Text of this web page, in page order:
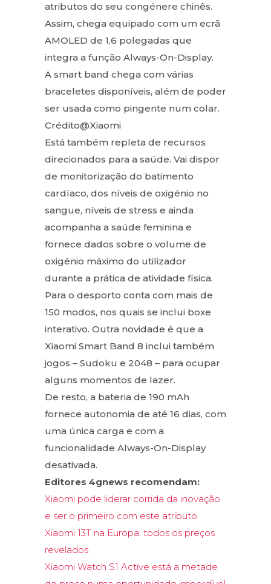
atributos do seu congénere chinês.
Assim, chega equipado com um ecrã
AMOLED de 1,6 polegadas que
integra a função Always-On-Display.
A smart band chega com várias
braceletes disponíveis, além de poder
ser usada como pingente num colar.
Crédito@Xiaomi
Está também repleta de recursos
direcionados para a saúde. Vai dispor
de monitorização do batimento
cardíaco, dos níveis de oxigénio no
sangue, níveis de stress e ainda
acompanha a saúde feminina e
fornece dados sobre o volume de
oxigénio máximo do utilizador
durante a prática de atividade física.
Para o desporto conta com mais de
150 modos, nos quais se inclui boxe
interativo. Outra novidade é que a
Xiaomi Smart Band 8 inclui também
jogos – Sudoku e 2048 – para ocupar
alguns momentos de lazer.
De resto, a bateria de 190 mAh
fornece autonomia de até 16 dias, com
uma única carga e com a
funcionalidade Always-On-Display
desativada.
Editores 4gnews recomendam:
Xiaomi pode liderar corrida da inovação
e ser o primeiro com este atributo
Xiaomi 13T na Europa: todos os preços
revelados
Xiaomi Watch S1 Active está a metade